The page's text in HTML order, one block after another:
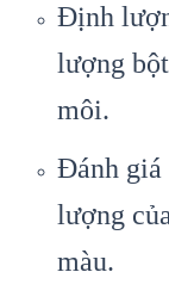
Định
lượng
môi.
Đánh giá
lượng
màu.